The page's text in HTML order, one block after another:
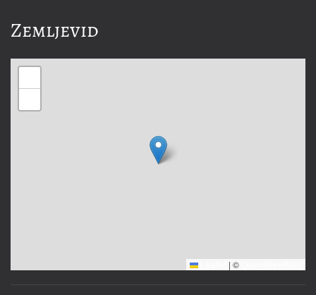
Zemljevid
| ©